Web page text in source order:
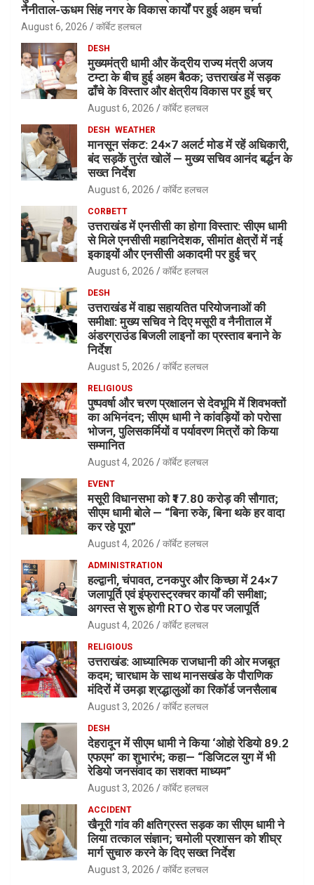
नैनीताल-ऊधम सिंह नगर के विकास कार्यों पर हुई अहम चर्चा
August 6, 2026 कॉर्बेट हलचल
DESH
मुख्यमंत्री धामी और केंद्रीय राज्य मंत्री अजय
टम्टा के बीच हुई अहम बैठक; उत्तराखंड में सड़क
ढाँचे के विस्तार और क्षेत्रीय विकास पर हुई चर्
August 6, 2026 कॉर्बेट हलचल
DESH WEATHER
मानसून संकट: 24×7 अलर्ट मोड में रहें अधिकारी,
बंद सड़कें तुरंत खोलें — मुख्य सचिव आनंद बर्द्धन के
सख्त निर्देश
August 6, 2026 कॉर्बेट हलचल
CORBETT
उत्तराखंड में एनसीसी का होगा विस्तार: सीएम धामी
से मिले एनसीसी महानिदेशक, सीमांत क्षेत्रों में नई
इकाइयों और एनसीसी अकादमी पर हुई चर्
August 6, 2026 कॉर्बेट हलचल
DESH
उत्तराखंड में वाह्य सहायतित परियोजनाओं की
समीक्षा: मुख्य सचिव ने दिए मसूरी व नैनीताल में
अंडरग्राउंड बिजली लाइनों का प्रस्ताव बनाने के
निर्देश
August 5, 2026 कॉर्बेट हलचल
RELIGIOUS
पुष्पवर्षा और चरण प्रक्षालन से देवभूमि में शिवभक्तों
का अभिनंदन; सीएम धामी ने कांवड़ियों को परोसा
भोजन, पुलिसकर्मियों व पर्यावरण मित्रों को किया
सम्मानित
August 4, 2026 कॉर्बेट हलचल
EVENT
मसूरी विधानसभा को ₹17.80 करोड़ की सौगात;
सीएम धामी बोले — “बिना रुके, बिना थके हर वादा
कर रहे पूरा”
August 4, 2026 कॉर्बेट हलचल
ADMINISTRATION
हल्द्वानी, चंपावत, टनकपुर और किच्छा में 24×7
जलापूर्ति एवं इंफ्रास्ट्रक्चर कार्यों की समीक्षा;
अगस्त से शुरू होगी RTO रोड पर जलापूर्ति
August 4, 2026 कॉर्बेट हलचल
RELIGIOUS
उत्तराखंड: आध्यात्मिक राजधानी की ओर मजबूत
कदम; चारधाम के साथ मानसखंड के पौराणिक
मंदिरों में उमड़ा श्रद्धालुओं का रिकॉर्ड जनसैलाब
August 3, 2026 कॉर्बेट हलचल
DESH
देहरादून में सीएम धामी ने किया ‘ओहो रेडियो 89.2
एफएम’ का शुभारंभ; कहा— “डिजिटल युग में भी
रेडियो जनसंवाद का सशक्त माध्यम”
August 3, 2026 कॉर्बेट हलचल
ACCIDENT
खैनूरी गांव की क्षतिग्रस्त सड़क का सीएम धामी ने
लिया तत्काल संज्ञान; चमोली प्रशासन को शीघ्र
मार्ग सुचारु करने के दिए सख्त निर्देश
August 3, 2026 कॉर्बेट हलचल